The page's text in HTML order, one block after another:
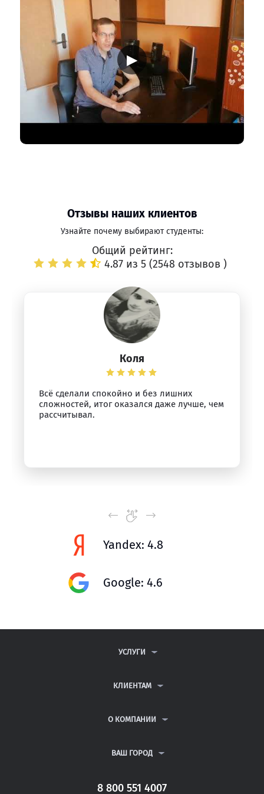
▶
Отзывы наших клиентов
Узнайте почему выбирают студенты:
Общий рейтинг:
4.87 из 5 (2548 отзывов )
Коля
Всё сделали спокойно и без лишних
сложностей, итог оказался даже лучше, чем
рассчитывал.
Yandex: 4.8
Google: 4.6
УСЛУГИ
ДИПЛОМНЫЕ РАБОТЫ
РЕФЕРАТЫ
КЛИЕНТАМ
ВОПРОСЫ И ОТВЕТЫ
ПОЛИТИКА КОНФИДЕНЦИАЛЬНОСТИ
О КОМПАНИИ
КОНТАКТЫ
ВАШ ГОРОД
САНКТ-ПЕТЕРБУРГ
8 800 551 4007